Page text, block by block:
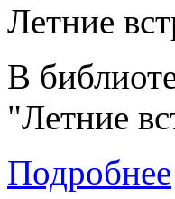
Летние
В
"Летние
Подробнее